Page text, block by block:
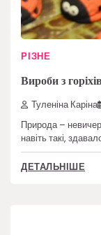
РІЗНЕ
Вироби з
Туленіна Каріна
Природа –
навіть такі,
ДЕТАЛЬНІШЕ